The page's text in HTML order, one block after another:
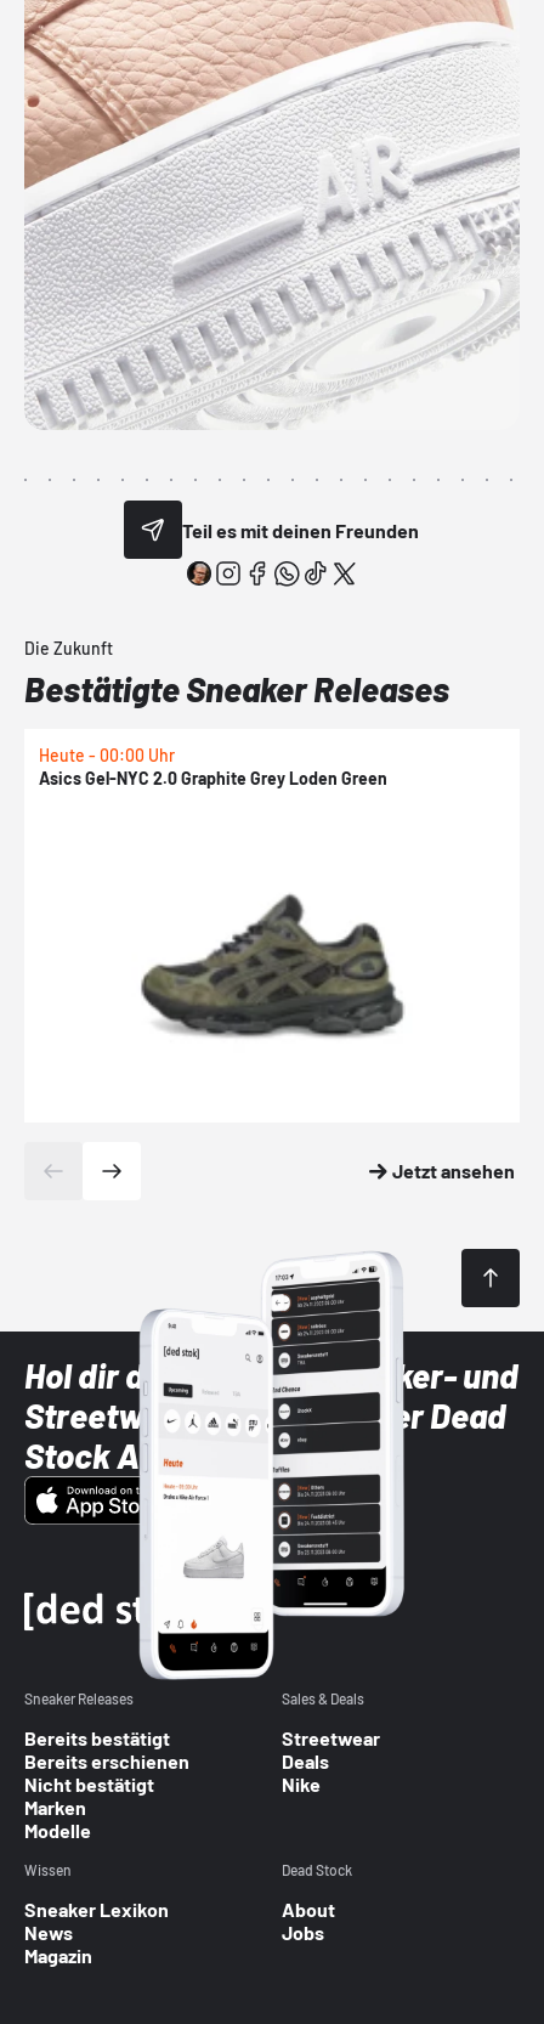
Teil es mit deinen Freunden
Die Zukunft
Bestätigte Sneaker Releases
Heute - 00:00 Uhr
Asics Gel-NYC 2.0 Graphite Grey Loden Green
Jetzt ansehen
Hol dir die neuesten Sneaker- und
Streetwear-Brands mit der Dead
Stock App
Sneaker Releases
Bereits bestätigt
Bereits erschienen
Nicht bestätigt
Marken
Modelle
Sales & Deals
Streetwear
Deals
Nike
Wissen
Sneaker Lexikon
News
Magazin
Dead Stock
About
Jobs